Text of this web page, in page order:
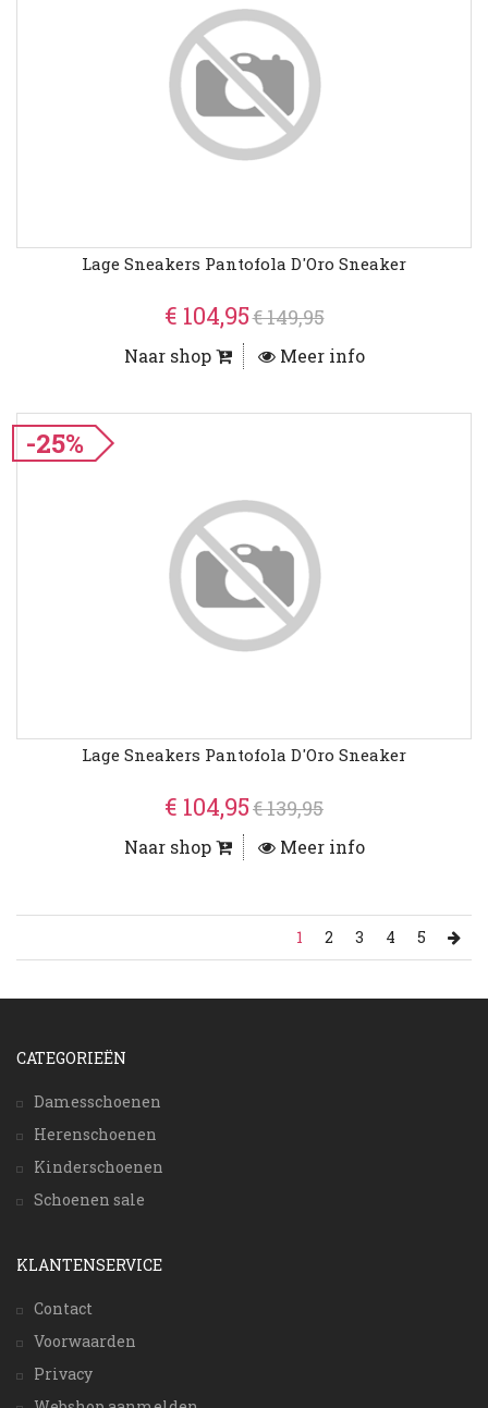
Lage Sneakers Pantofola D'Oro Sneaker
€ 104,95€ 149,95
Naar shop Meer info
-25%
Lage Sneakers Pantofola D'Oro Sneaker
€ 104,95€ 139,95
Naar shop Meer info
1 2 3 4 5
CATEGORIEËN
Damesschoenen
Herenschoenen
Kinderschoenen
Schoenen sale
KLANTENSERVICE
Contact
Voorwaarden
Privacy